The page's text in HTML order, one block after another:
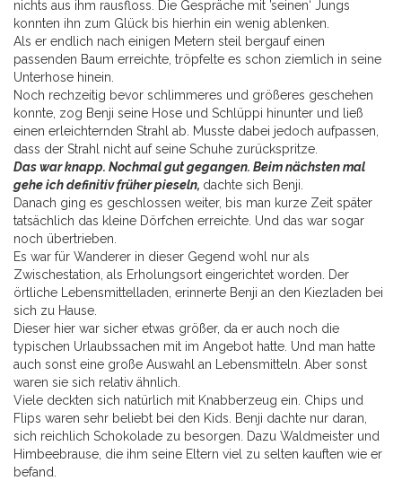
nichts aus ihm rausfloss. Die Gespräche mit ’seinen‘ Jungs
konnten ihn zum Glück bis hierhin ein wenig ablenken.
Als er endlich nach einigen Metern steil bergauf einen
passenden Baum erreichte, tröpfelte es schon ziemlich in seine
Unterhose hinein.
Noch rechzeitig bevor schlimmeres und größeres geschehen
konnte, zog Benji seine Hose und Schlüppi hinunter und ließ
einen erleichternden Strahl ab. Musste dabei jedoch aufpassen,
dass der Strahl nicht auf seine Schuhe zurückspritze.
Das war knapp. Nochmal gut gegangen. Beim nächsten mal
gehe ich definitiv früher pieseln, dachte sich Benji.
Danach ging es geschlossen weiter, bis man kurze Zeit später
tatsächlich das kleine Dörfchen erreichte. Und das war sogar
noch übertrieben.
Es war für Wanderer in dieser Gegend wohl nur als
Zwischestation, als Erholungsort eingerichtet worden. Der
örtliche Lebensmittelladen, erinnerte Benji an den Kiezladen bei
sich zu Hause.
Dieser hier war sicher etwas größer, da er auch noch die
typischen Urlaubssachen mit im Angebot hatte. Und man hatte
auch sonst eine große Auswahl an Lebensmitteln. Aber sonst
waren sie sich relativ ähnlich.
Viele deckten sich natürlich mit Knabberzeug ein. Chips und
Flips waren sehr beliebt bei den Kids. Benji dachte nur daran,
sich reichlich Schokolade zu besorgen. Dazu Waldmeister und
Himbeebrause, die ihm seine Eltern viel zu selten kauften wie er
befand.